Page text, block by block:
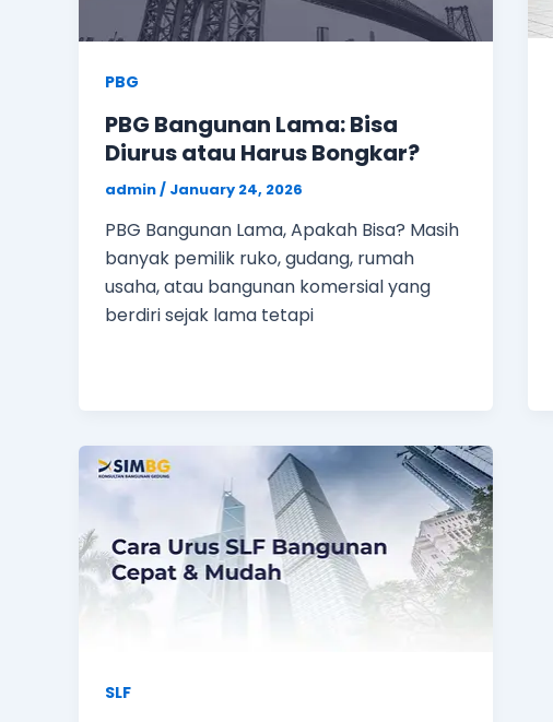
PBG
PBG Bangunan Lama: Bisa
Diurus atau Harus Bongkar?
admin/ January 24, 2026
PBG Bangunan Lama, Apakah Bisa? Masih
banyak pemilik ruko, gudang, rumah
usaha, atau bangunan komersial yang
berdiri sejak lama tetapi
SLF